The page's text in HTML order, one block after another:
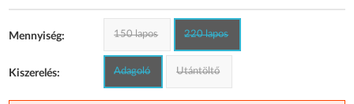
Mennyiség: 150 lapos 220 lapos
Kiszerelés: Adagoló Utántöltő